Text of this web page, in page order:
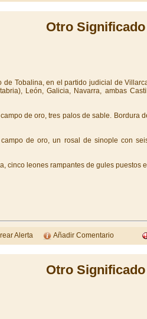
Otro
de Tobalina, en el partido judicial de
León, Galicia, Navarra, ambas
de oro, tres palos de sable. Bordura
de oro, un rosal de sinople con
cinco leones rampantes de gules puestos
Alerta Añadir Comentario
Otro